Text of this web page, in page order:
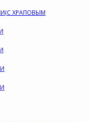
ХРАПОВЫМ